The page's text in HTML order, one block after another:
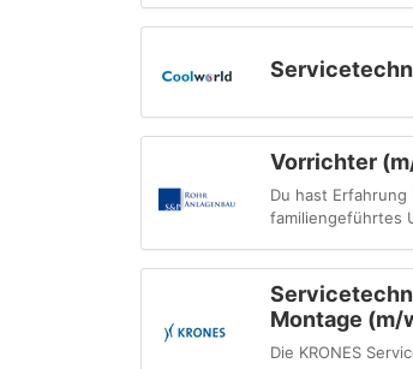
Vorrichter
Du hast
familiengeführtes
Montage (m/
Die KRONES